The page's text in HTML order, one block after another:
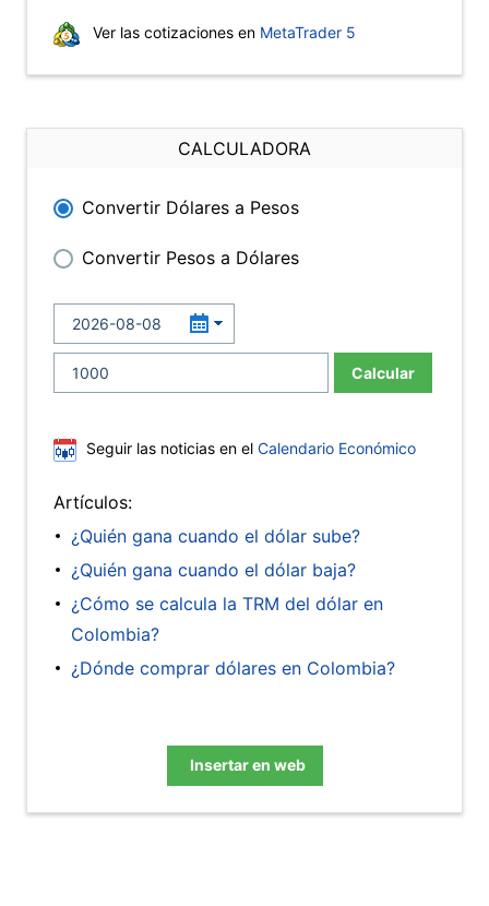
Ver las cotizaciones en MetaTrader 5
CALCULADORA
Convertir Dólares a Pesos
Convertir Pesos a Dólares
Calcular
Seguir las noticias en el Calendario Económico
Artículos:
¿Quién gana cuando el dólar sube?
¿Quién gana cuando el dólar baja?
¿Cómo se calcula la TRM del dólar en
Colombia?
¿Dónde comprar dólares en Colombia?
Insertar en web